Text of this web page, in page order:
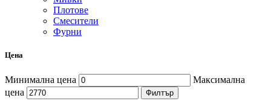
Плотове
Смесители
Фурни
Цена
Минимална цена
Максимална
цена
Филтър